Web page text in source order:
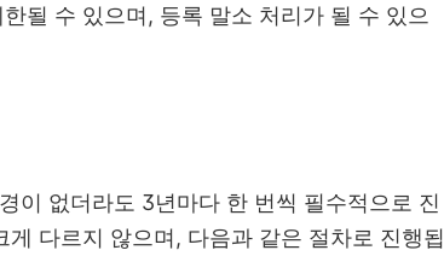
될 수 있으며, 등록 말소 처리가 될 수 있으
이 없더라도 3년마다 한 번씩 필수적으로 진
다르지 않으며, 다음과 같은 절차로 진행됩